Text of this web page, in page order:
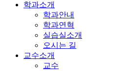
학과소개
학과안내
학과연혁
실습실소개
오시는 길
교수소개
교수